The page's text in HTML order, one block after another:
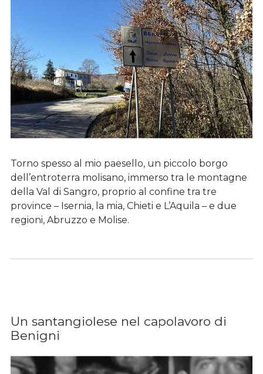
Torno spesso al mio paesello, un piccolo borgo
dell’entroterra molisano, immerso tra le montagne
della Val di Sangro, proprio al confine tra tre
province – Isernia, la mia, Chieti e L’Aquila – e due
regioni, Abruzzo e Molise.
Un santangiolese nel capolavoro di
Benigni